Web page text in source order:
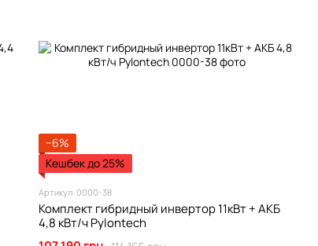
−6%
Кешбек до 25%
Артикул: 0000-38
Комплект гибридный инвертор 11кВт + АКБ
4,8 кВт/ч Pylontech